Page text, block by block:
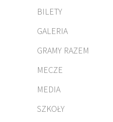
BILETY
GALERIA
GRAMY RAZEM
MECZE
MEDIA
SZKOŁY